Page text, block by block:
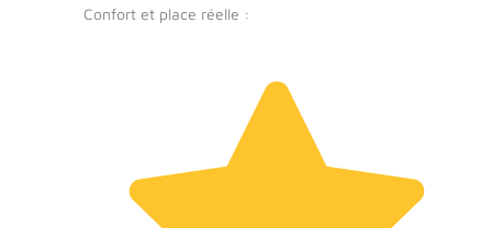
Confort et place réelle :